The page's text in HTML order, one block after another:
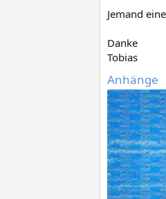
Jemand
Danke
Tobias
Anhänge